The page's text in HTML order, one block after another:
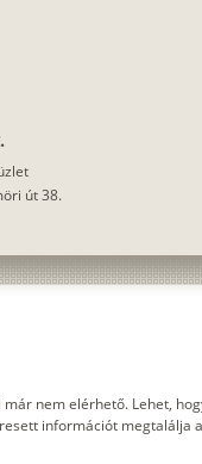
út 38.
nem elérhető. Lehet,
információt megtalálja